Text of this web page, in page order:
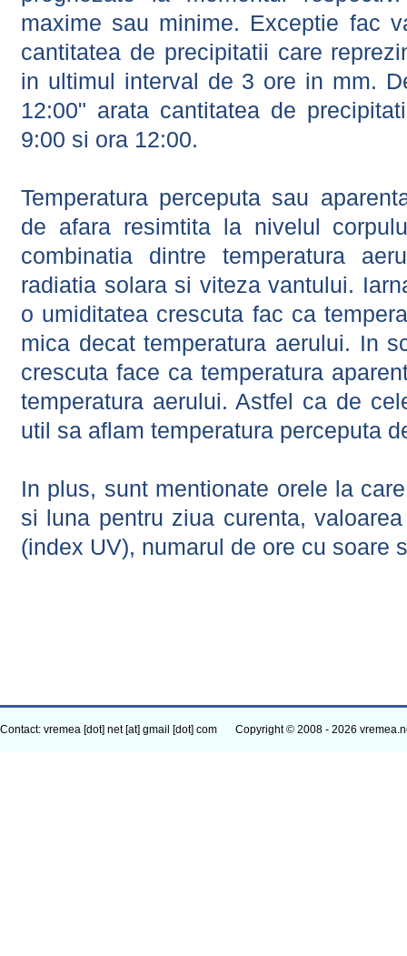
maxime sau minime. Exceptie fac
cantitatea de precipitatii care
in ultimul interval de 3 ore in mm.
12:00" arata cantitatea de
9:00 si ora 12:00.
Temperatura perceputa sau
de afara resimtita la nivelul
combinatia dintre temperatura
radiatia solara si viteza vantului.
o umiditatea crescuta fac ca
mica decat temperatura aerului. In
crescuta face ca temperatura
temperatura aerului. Astfel ca de
util sa aflam temperatura perceputa
In plus, sunt mentionate orele la
si luna pentru ziua curenta,
(index UV), numarul de ore cu soare
Contact: vremea [dot] net [at] gmail [dot] com Copyright © 2008 - 2026